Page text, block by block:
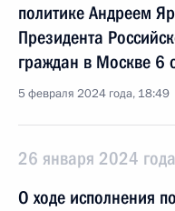
политике Андреем
Президента
граждан в Москве 6
5 февраля 2024 года, 18:49
26 января 2024
О ходе исполнения